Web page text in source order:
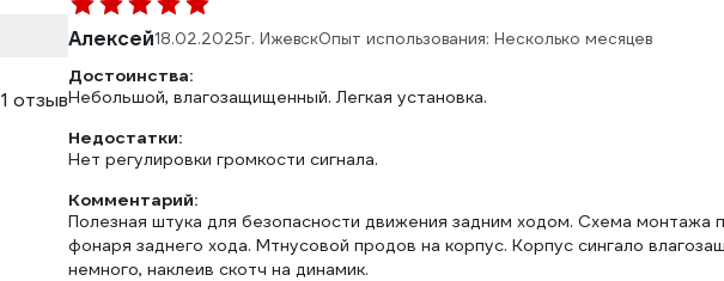
1 отзыв
Алексей18.02.2025г. ИжевскОпыт использования: Несколько месяцев
Достоинства:
Небольшой, влагозащищенный. Легкая установка.
Недостатки:
Нет регулировки громкости сигнала.
Комментарий:
Полезная штука для безопасности движения задним ходом. Схема
фонаря заднего хода. Мтнусовой продов на корпус. Корпус сингало
немного, наклеив скотч на динамик.